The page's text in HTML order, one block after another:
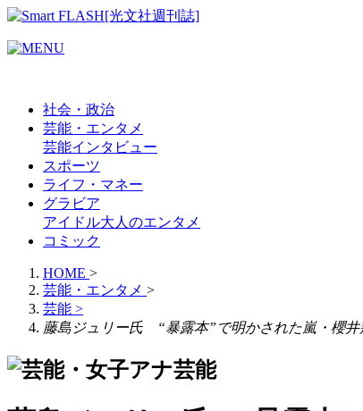
社会・政治
芸能・エンタメ
芸能インタビュー
スポーツ
ライフ・マネー
グラビア
アイドル大人のエンタメ
コミック
HOME >
芸能・エンタメ >
芸能 >
藤島ジュリー氏 “暴露本”で明かされた嵐・櫻
芸能